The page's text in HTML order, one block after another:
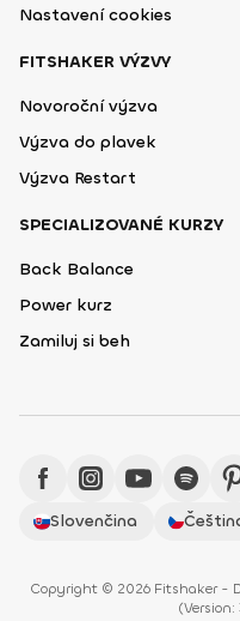
Nastavení cookies
FITSHAKER VÝZVY
Novoroční výzva
Výzva do plavek
Výzva Restart
SPECIALIZOVANÉ KURZY
Back Balance
Power kurz
Zamiluj si beh
Slovenčina
Copyright © 2026 Fitshaker -
(Version: